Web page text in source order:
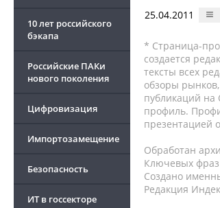
10 лет российского
бэкапа
Российские ПАКи
нового поколения
Цифровизация
Импортозамещение
Безопасность
ИТ в госсекторе
25.04.2011
* Страница-
создается
тексты всех
обзоры
публикаций на
профиль.
презентацией
Обработан
Ключевых фраз
Создано
Редакция